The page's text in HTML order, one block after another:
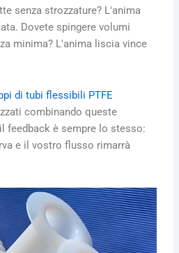
senza strozzature? L'anima
Dovete spingere volumi
minima? L'anima liscia vince
di tubi flessibili PTFE
combinando queste
feedback è sempre lo stesso:
e il vostro flusso rimarrà